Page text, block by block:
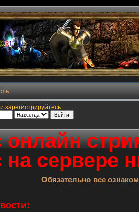
зарегистрируйтесь.
онлайн
сервере
Обязательно все